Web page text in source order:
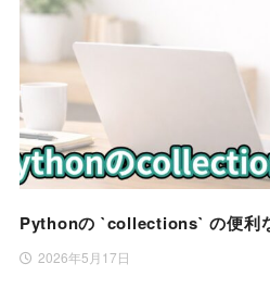
Pythonの `collections` の便利
2026年5月17日